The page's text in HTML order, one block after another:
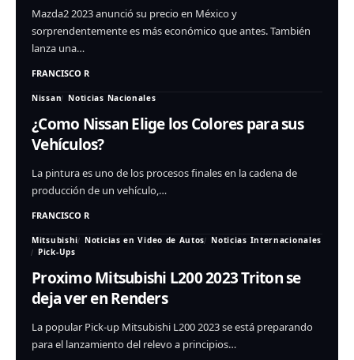
Mazda2 2023 anunció su precio en México y
sorprendentemente es más económico que antes. También
lanza una…
FRANCISCO R
Nissan Noticias Nacionales
¿Como Nissan Elige los Colores para sus
Vehículos?
La pintura es uno de los procesos finales en la cadena de
producción de un vehículo,…
FRANCISCO R
Mitsubishi Noticias en Video de Autos
Noticias Internacionales
Pick-Ups
Proximo Mitsubishi L200 2023 Triton se
deja ver en Renders
La popular Pick-up Mitsubishi L200 2023 se está preparando
para el lanzamiento del relevo a principios…